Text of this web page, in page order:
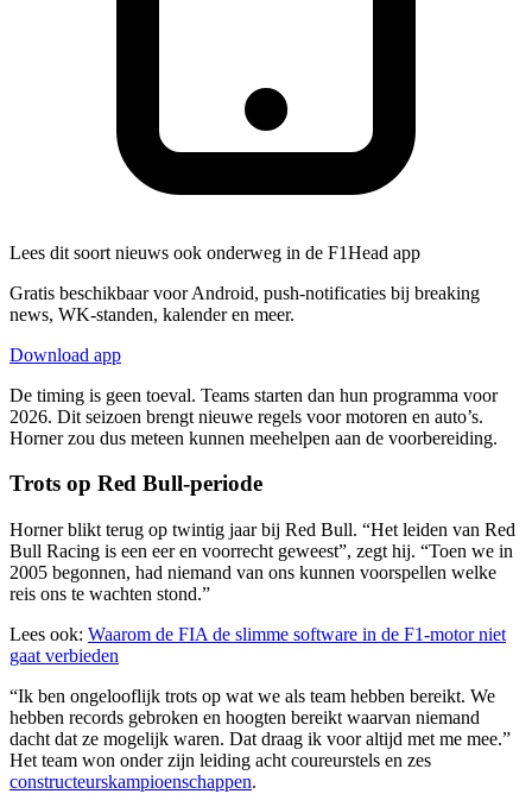
Lees dit soort nieuws ook onderweg in de F1Head app
Gratis beschikbaar voor Android, push-notificaties bij breaking
news, WK-standen, kalender en meer.
Download app
De timing is geen toeval. Teams starten dan hun programma voor
2026. Dit seizoen brengt nieuwe regels voor motoren en auto’s.
Horner zou dus meteen kunnen meehelpen aan de voorbereiding.
Trots op Red Bull-periode
Horner blikt terug op twintig jaar bij Red Bull. “Het leiden van Red
Bull Racing is een eer en voorrecht geweest”, zegt hij. “Toen we in
2005 begonnen, had niemand van ons kunnen voorspellen welke
reis ons te wachten stond.”
Lees ook: Waarom de FIA de slimme software in de F1-motor niet
gaat verbieden
“Ik ben ongelooflijk trots op wat we als team hebben bereikt. We
hebben records gebroken en hoogten bereikt waarvan niemand
dacht dat ze mogelijk waren. Dat draag ik voor altijd met me mee.”
Het team won onder zijn leiding acht coureurstels en zes
constructeurskampioenschappen.